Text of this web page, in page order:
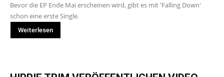
Bevor die EP Ende Mai erscheinen wird, gibt es mit 'Falling Down'
schon eine erste Single.
Weiterlesen